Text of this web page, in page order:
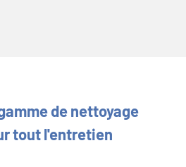
de nettoyage
tout l'entretien